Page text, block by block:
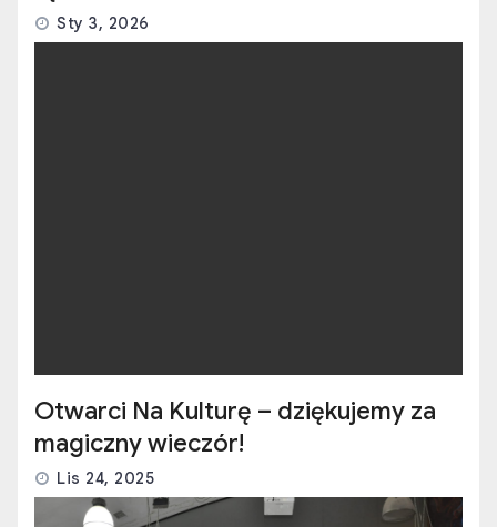
Sty 3, 2026
Otwarci Na Kulturę – dziękujemy za
magiczny wieczór!
Lis 24, 2025